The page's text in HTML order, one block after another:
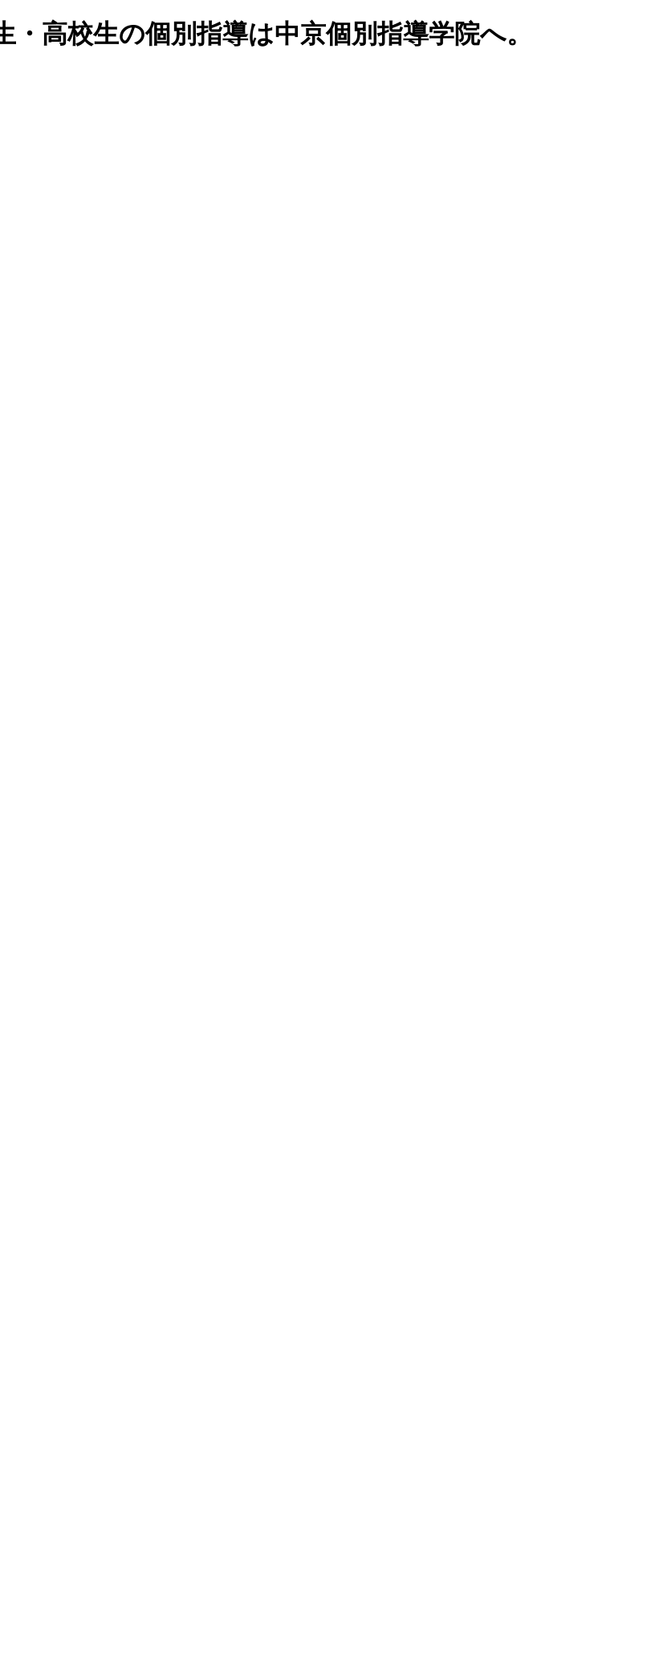
高校生の個別指導は中京個別指導学院へ。